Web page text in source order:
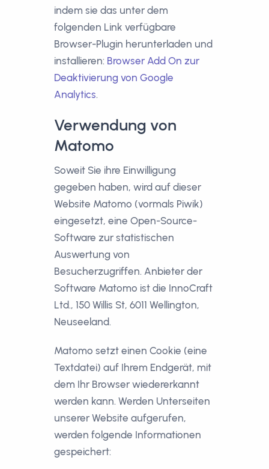
indem sie das unter dem
folgenden Link verfügbare
Browser-Plugin herunterladen und
installieren: Browser Add On zur
Deaktivierung von Google
Analytics.
Verwendung von
Matomo
Soweit Sie ihre Einwilligung
gegeben haben, wird auf dieser
Website Matomo (vormals Piwik)
eingesetzt, eine Open-Source-
Software zur statistischen
Auswertung von
Besucherzugriffen. Anbieter der
Software Matomo ist die InnoCraft
Ltd., 150 Willis St, 6011 Wellington,
Neuseeland.
Matomo setzt einen Cookie (eine
Textdatei) auf Ihrem Endgerät, mit
dem Ihr Browser wiedererkannt
werden kann. Werden Unterseiten
unserer Website aufgerufen,
werden folgende Informationen
gespeichert: